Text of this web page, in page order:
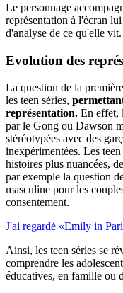
Le personnage
représentation à l'écran
d'analyse de ce qu'elle vit.
Evolution des
La question de la
les teen séries,
représentation. En effet,
par le Gong ou Dawson
stéréotypées avec des
inexpérimentées. Les
histoires plus nuancées,
par exemple la question
masculine pour les
consentement.
J'ai regardé «Emily in
Ainsi, les teen séries se
comprendre les
éducatives, en famille ou